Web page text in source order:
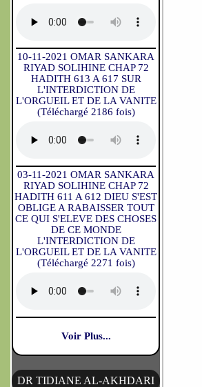
10-11-2021 OMAR SANKARA
RIYAD SOLIHINE CHAP 72
HADITH 613 A 617 SUR
L'INTERDICTION DE
L'ORGUEIL ET DE LA VANITE
(Téléchargé 2186 fois)
03-11-2021 OMAR SANKARA
RIYAD SOLIHINE CHAP 72
HADITH 611 A 612 DIEU S'EST
OBLIGE A RABAISSER TOUT
CE QUI S'ELEVE DES CHOSES
DE CE MONDE
L'INTERDICTION DE
L'ORGUEIL ET DE LA VANITE
(Téléchargé 2271 fois)
Voir Plus...
DR TIDIANE AL-AKHDARI